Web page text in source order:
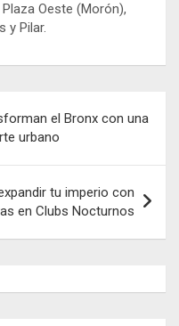
Oeste (Morón),
y Pilar.
el Bronx con una
urbano
tu imperio con
en Clubs Nocturnos